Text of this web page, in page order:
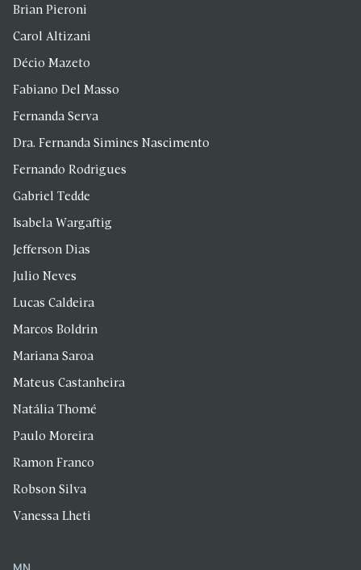
Brian Pieroni
Carol Altizani
Décio Mazeto
Fabiano Del Masso
Fernanda Serva
Dra. Fernanda Simines Nascimento
Fernando Rodrigues
Gabriel Tedde
Isabela Wargaftig
Jefferson Dias
Julio Neves
Lucas Caldeira
Marcos Boldrin
Mariana Saroa
Mateus Castanheira
Natália Thomé
Paulo Moreira
Ramon Franco
Robson Silva
Vanessa Lheti